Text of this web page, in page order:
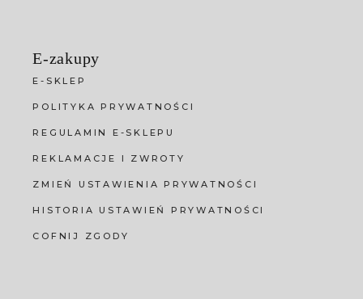
E-zakupy
E-SKLEP
POLITYKA PRYWATNOŚCI
REGULAMIN E-SKLEPU
REKLAMACJE I ZWROTY
ZMIEŃ USTAWIENIA PRYWATNOŚCI
HISTORIA USTAWIEŃ PRYWATNOŚCI
COFNIJ ZGODY